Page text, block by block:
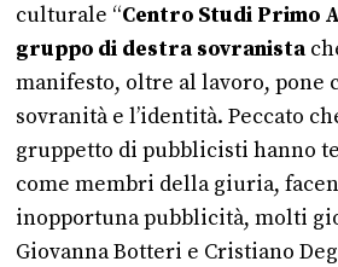
culturale “Centro Studi Primo
gruppo di destra sovranista
manifesto, oltre al lavoro, pone
sovranità e l’identità. Peccato
gruppetto di pubblicisti hanno
come membri della giuria,
inopportuna pubblicità, molti
Giovanna Botteri e Cristiano